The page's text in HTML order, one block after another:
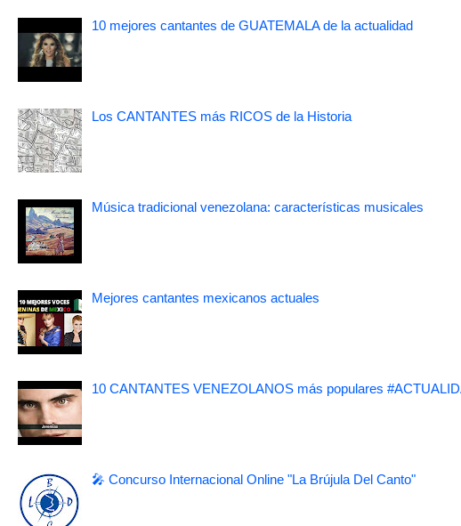
10 mejores cantantes de GUATEMALA de la actualidad
Los CANTANTES más RICOS de la Historia
Música tradicional venezolana: características musicales
Mejores cantantes mexicanos actuales
10 CANTANTES VENEZOLANOS más populares
🎤 Concurso Internacional Online "La Brújula Del Canto"